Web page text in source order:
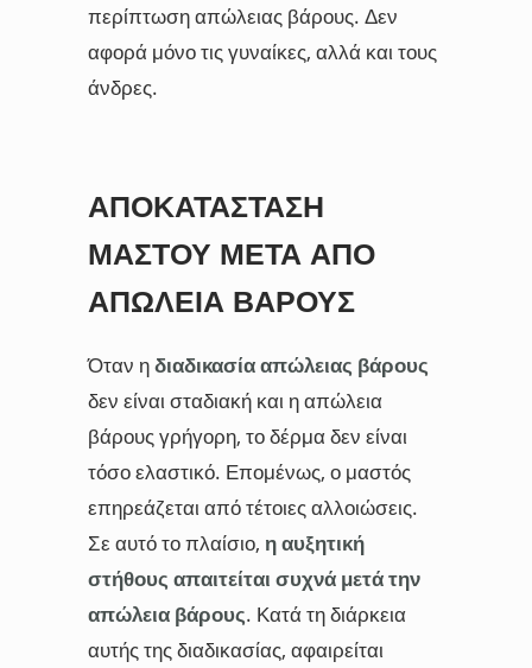
περίπτωση απώλειας βάρους. Δεν
αφορά μόνο τις γυναίκες, αλλά και τους
άνδρες.
ΑΠΟΚΑΤΆΣΤΑΣΗ
ΜΑΣΤΟΎ ΜΕΤΆ ΑΠΌ
ΑΠΏΛΕΙΑ ΒΆΡΟΥΣ
Όταν ηδιαδικασία απώλειας βάρους
δεν είναι σταδιακή και η απώλεια
βάρους γρήγορη, το δέρμα δεν είναι
τόσο ελαστικό. Επομένως, ο μαστός
επηρεάζεται από τέτοιες αλλοιώσεις.
Σε αυτό το πλαίσιο, η αυξητική
στήθους απαιτείται συχνά μετά την
απώλεια βάρους. Κατά τη διάρκεια
αυτής της διαδικασίας, αφαιρείται